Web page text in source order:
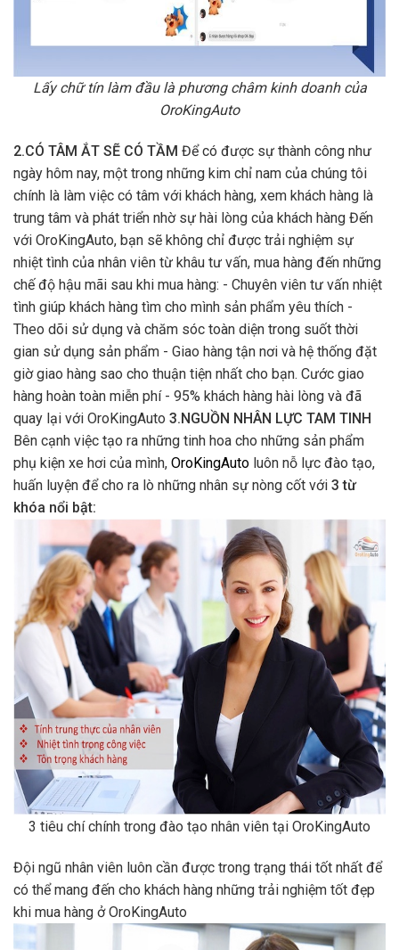
trung tâm và phát triển nhờ sự hài lòng của khách hàng Đến
với OroKingAuto, bạn sẽ không chỉ được trải nghiệm sự
nhiệt tình của nhân viên từ khâu tư vấn, mua hàng đến những
chế độ hậu mãi sau khi mua hàng: - Chuyên viên tư vấn nhiệt
tình giúp khách hàng tìm cho mình sản phẩm yêu thích -
gian sử dụng sản phẩm - Giao hàng tận nơi và hệ thống đặt
giờ giao hàng sao cho thuận tiện nhất cho bạn. Cước giao
hàng hoàn toàn miễn phí - 95% khách hàng hài lòng và đã
quay lại với OroKingAuto3.NGUỒN NHÂN LỰC TAM TINH
Bên cạnh việc tạo ra những tinh hoa cho những sản phẩm
phụ kiện xe hơi của mình, OroKingAutoluôn nỗ lực đào tạo,
huấn luyện để cho ra lò những nhân sự nòng cốt với3 từ
khóa nổi bật:
3 tiêu chí chính trong đào tạo nhân viên tại OroKingAuto
Đội ngũ nhân viên luôn cần được trong trạng thái tốt nhất để
có thể mang đến cho khách hàng những trải nghiệm tốt đẹp
khi mua hàng ở OroKingAuto